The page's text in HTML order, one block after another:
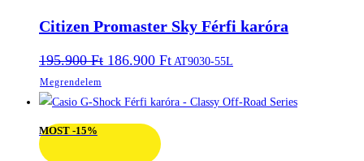
Citizen Promaster Sky Férfi karóra
195.900Ft Original
price
195.900 Ft.
186.900 FtCurrent
price
186.900 Ft.
AT9030-55L
Megrendelem
MOST -15%